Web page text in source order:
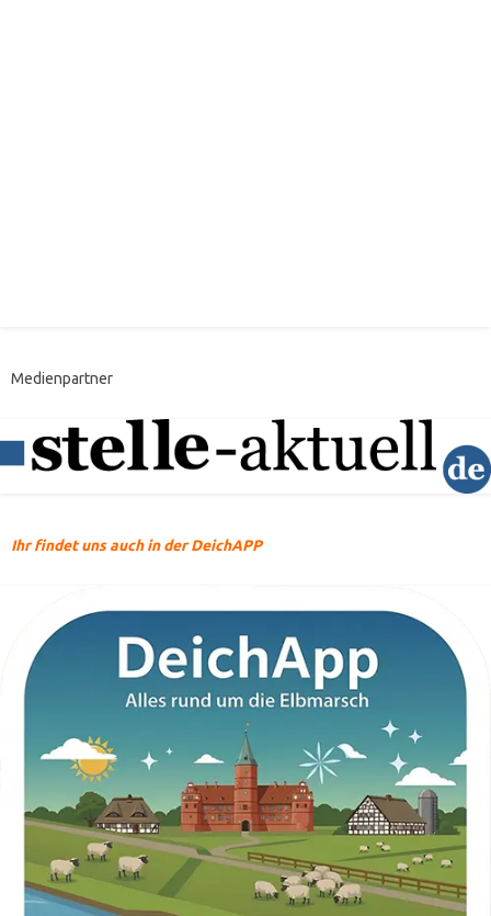
Medienpartner
Ihr findet uns auch in der DeichAPP